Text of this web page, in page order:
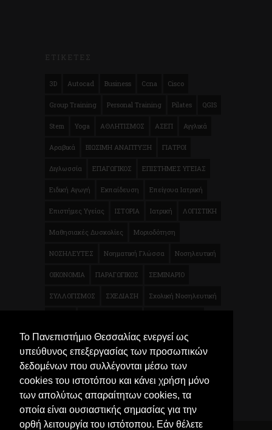
ΕΤΙΚΕΤΕΣ
3D Autocad Business Ccna Cisco
Group Training Personal Training Pilates QGIS
Stem Yoga ΑΘΛΗΤΙΣΜΟΣ ΑΣΕΠ Αγγλικά
Αραβικά ΒΙΩΣΙΜΗ ΑΝΑΠΤΥΞΗ ΓΙΑΤΡΟΙ
Διγλωσσία ΕΠΑΓΩΓΙΚΟΣ ΕΠΙΣΤΗΜΕΣ ΥΓΕΙΑΣ
Ειδική Αγωγή Εκπαίδευση Επείγουα Ιατρική
Επιστήμες Υγείας ΙΣΤΟΡΙΑ Ιατρική ΛΟΓΙΣΤΙΚΗ
Μαθησιακές Δυσκολίες Μοριοδότηση
ΝΟΣΗΛΕΥΤΕΣ Νοηματική Γλώσσα Νοσηλευτική
ΟΙΚΟΝΟΜΙΑ ΠΑΡΑΓΩΓΙΚΟΣ ΣΕΜΙΝΑΡΙΟ
ΣΥΛΛΟΓΙΣΜΟΣ ΣΧΕΔΙΑΣΗ Σχολική Νοσηλευτική
Χρηματοοικονομικά Ψυχολογία Μικροβιολογία
Το Πανεπιστήμιο Θεσσαλίας ενεργεί ως
υπεύθυνος επεξεργασίας των προσωπικών
δεδομένων που συλλέγονται μέσω των
cookies του ιστοτόπου και κάνει χρήση μόνο
των απολύτως απαραίτητων cookies, τα
οποία είναι ουσιαστικής σημασίας για την
ορθή λειτουργία του ιστότοπου. Εάν θέλετε